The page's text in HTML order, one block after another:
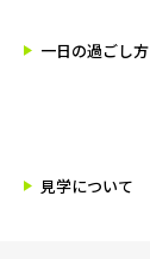
一日の過ごし方
見学について